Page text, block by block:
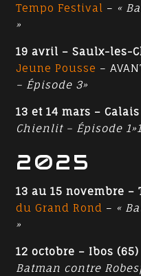
Tempo Festival – «
»
19 avril – Saulx-les-
Jeune Pousse –
– Épisode 3»
13 et 14 mars –
Chienlit – Épisode 1»1
2025
13 au 15 novembre –
du Grand Rond – «
»
12 octobre – Ibos (65)
Batman contre